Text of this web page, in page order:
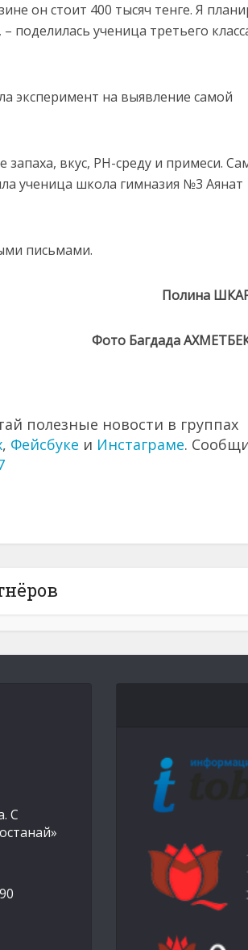
он стоит 400 тысяч тенге. Я
поделилась ученица третьего
эксперимент на выявление самой
вкус, PH-среду и примеси.
ученица школа гимназия №3 Аянат
письмами.
Полина
Фото Багдада
полезные новости в группах
, Фейсбуке и Инстаграме.
С